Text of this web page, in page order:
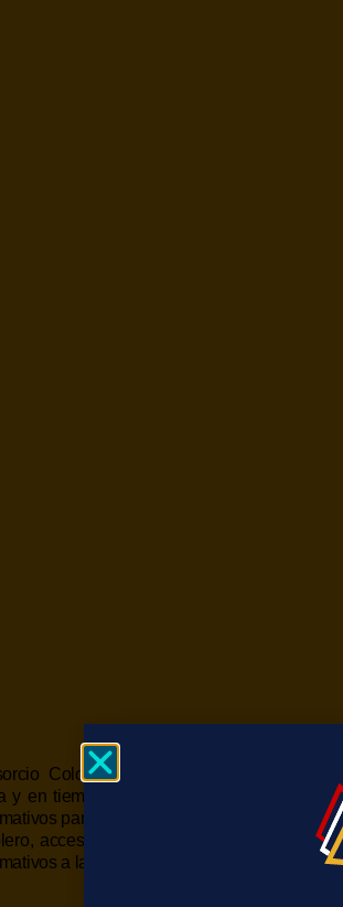
Colombia se complace en
y en tiempo real que permite visualizar
para ser publicadas en Acceso
accesible para todas las instituciones
a la fecha.